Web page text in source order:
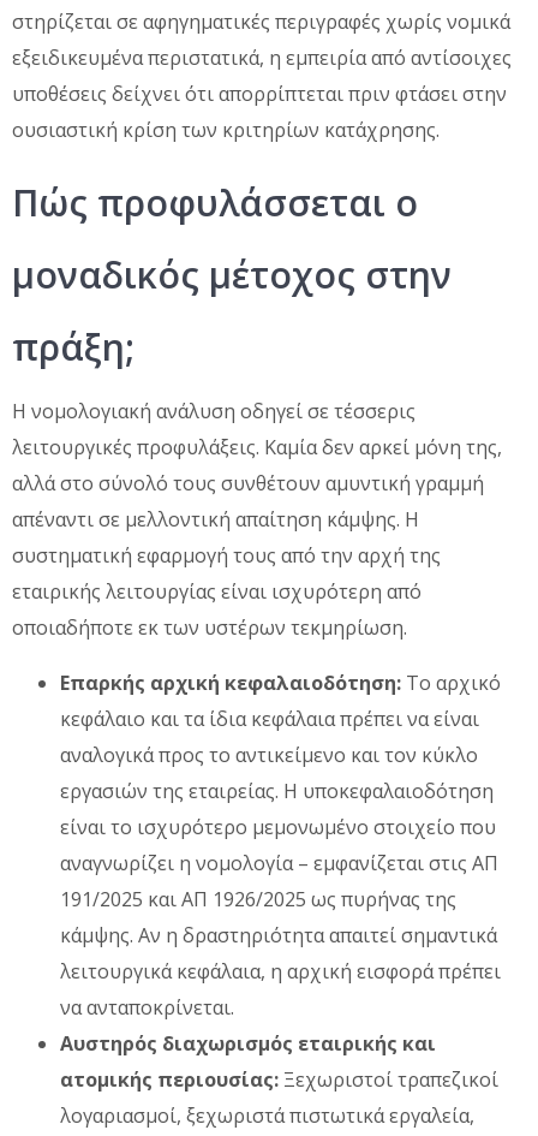
στηρίζεται σε αφηγηματικές περιγραφές χωρίς νομικά
εξειδικευμένα περιστατικά, η εμπειρία από αντίσοιχες
υποθέσεις δείχνει ότι απορρίπτεται πριν φτάσει στην
ουσιαστική κρίση των κριτηρίων κατάχρησης.
Πώς προφυλάσσεται ο
μοναδικός μέτοχος στην
πράξη;
Η νομολογιακή ανάλυση οδηγεί σε τέσσερις
λειτουργικές προφυλάξεις. Καμία δεν αρκεί μόνη της,
αλλά στο σύνολό τους συνθέτουν αμυντική γραμμή
απέναντι σε μελλοντική απαίτηση κάμψης. Η
συστηματική εφαρμογή τους από την αρχή της
εταιρικής λειτουργίας είναι ισχυρότερη από
οποιαδήποτε εκ των υστέρων τεκμηρίωση.
Επαρκής αρχική κεφαλαιοδότηση: Το αρχικό
κεφάλαιο και τα ίδια κεφάλαια πρέπει να είναι
αναλογικά προς το αντικείμενο και τον κύκλο
εργασιών της εταιρείας. Η υποκεφαλαιοδότηση
είναι το ισχυρότερο μεμονωμένο στοιχείο που
αναγνωρίζει η νομολογία – εμφανίζεται στις ΑΠ
191/2025 και ΑΠ 1926/2025 ως πυρήνας της
κάμψης. Αν η δραστηριότητα απαιτεί σημαντικά
λειτουργικά κεφάλαια, η αρχική εισφορά πρέπει
να ανταποκρίνεται.
Αυστηρός διαχωρισμός εταιρικής και
ατομικής περιουσίας: Ξεχωριστοί τραπεζικοί
λογαριασμοί, ξεχωριστά πιστωτικά εργαλεία,